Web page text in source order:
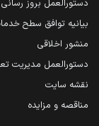
دستورالعمل بروز رسانی
بیانیه توافق سطح
منشور اخلاقی
دستورالعمل مدیریت
نقشه سایت
مناقصه و مزایده